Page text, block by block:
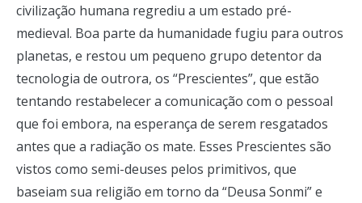
civilização humana regrediu a um estado pré-
medieval. Boa parte da humanidade fugiu para outros
planetas, e restou um pequeno grupo detentor da
tecnologia de outrora, os “Prescientes”, que estão
tentando restabelecer a comunicação com o pessoal
que foi embora, na esperança de serem resgatados
antes que a radiação os mate. Esses Prescientes são
vistos como semi-deuses pelos primitivos, que
baseiam sua religião em torno da “Deusa Sonmi” e